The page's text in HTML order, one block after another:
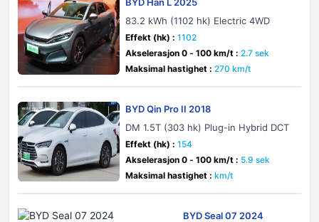
83.2 kWh (1102 hk) Electric 4WD
Effekt (hk) : 1102
Akselerasjon 0 - 100 km/t : 2.7 sek
Maksimal hastighet : 270 km/t
BYD Qin Pro II 2018
DM 1.5T (303 hk) Plug-in Hybrid DCT
Effekt (hk) : 154
Akselerasjon 0 - 100 km/t : 5.9 sek
Maksimal hastighet : km/t
BYD Seal 07 2024